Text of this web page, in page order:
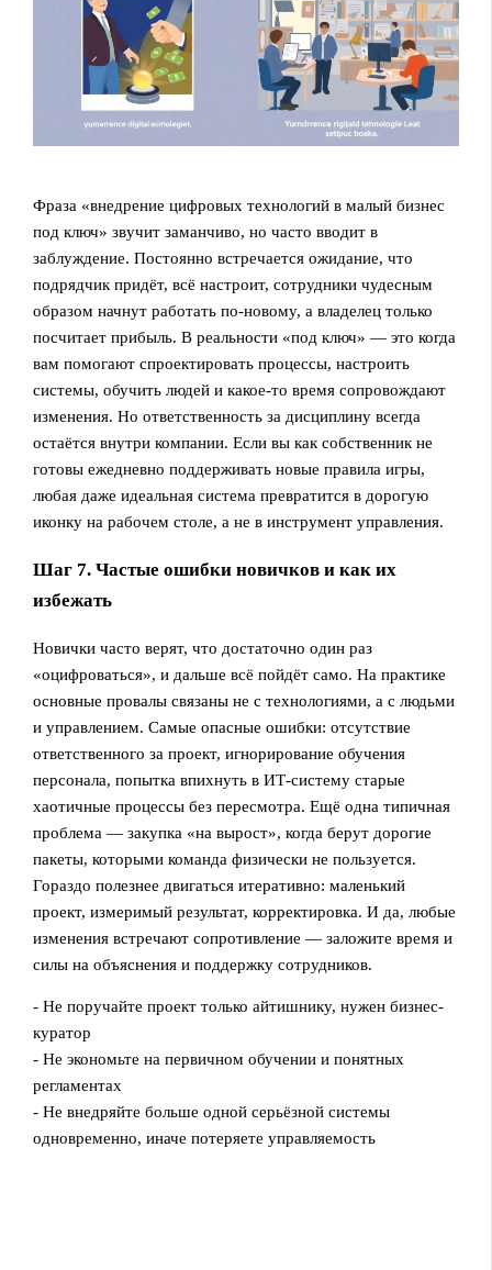
Фраза «внедрение цифровых технологий в малый бизнес
под ключ» звучит заманчиво, но часто вводит в
заблуждение. Постоянно встречается ожидание, что
подрядчик придёт, всё настроит, сотрудники чудесным
образом начнут работать по-новому, а владелец только
посчитает прибыль. В реальности «под ключ» — это когда
вам помогают спроектировать процессы, настроить
системы, обучить людей и какое-то время сопровождают
изменения. Но ответственность за дисциплину всегда
остаётся внутри компании. Если вы как собственник не
готовы ежедневно поддерживать новые правила игры,
любая даже идеальная система превратится в дорогую
иконку на рабочем столе, а не в инструмент управления.
Шаг 7. Частые ошибки новичков и как их
избежать
Новички часто верят, что достаточно один раз
«оцифроваться», и дальше всё пойдёт само. На практике
основные провалы связаны не с технологиями, а с людьми
и управлением. Самые опасные ошибки: отсутствие
ответственного за проект, игнорирование обучения
персонала, попытка впихнуть в ИТ-систему старые
хаотичные процессы без пересмотра. Ещё одна типичная
проблема — закупка «на вырост», когда берут дорогие
пакеты, которыми команда физически не пользуется.
Гораздо полезнее двигаться итеративно: маленький
проект, измеримый результат, корректировка. И да, любые
изменения встречают сопротивление — заложите время и
силы на объяснения и поддержку сотрудников.
- Не поручайте проект только айтишнику, нужен бизнес-
куратор
- Не экономьте на первичном обучении и понятных
регламентах
- Не внедряйте больше одной серьёзной системы
одновременно, иначе потеряете управляемость